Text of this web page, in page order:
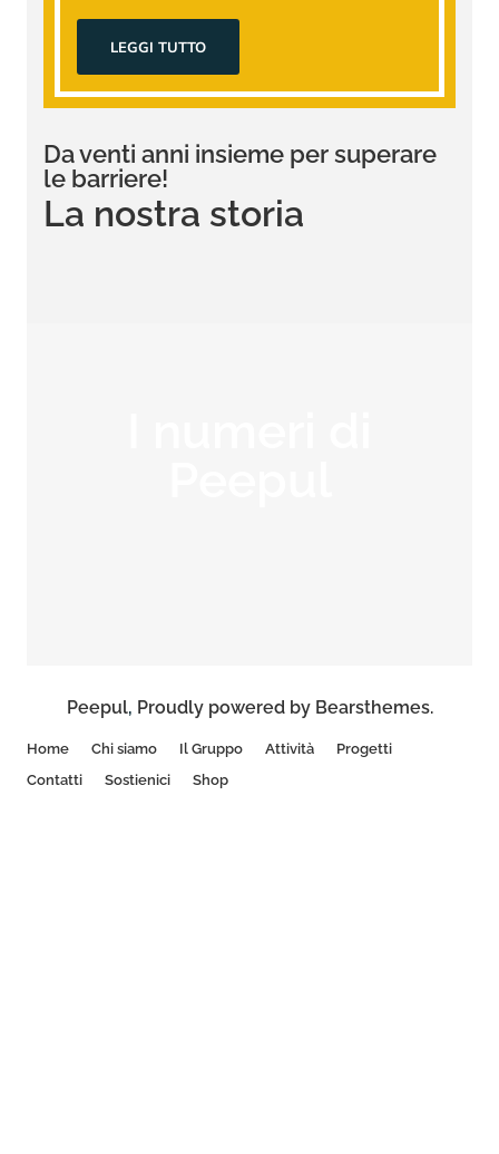
LEGGI TUTTO
Da venti anni insieme per superare
le barriere!
La nostra storia
Peepul, Proudly powered by Bearsthemes.
Home Chi siamo Il Gruppo Attività
Progetti
Contatti
Sostienici Shop